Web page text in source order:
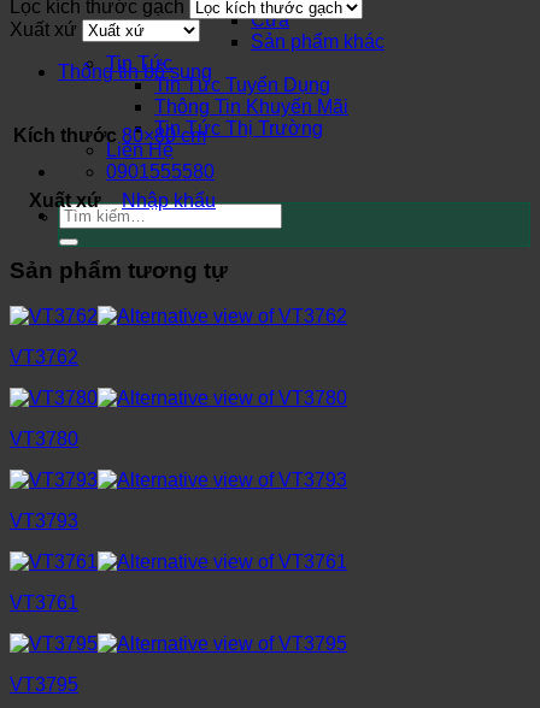
Cửa
Sản phẩm khác
Tin Tức
Tin Tức Tuyển Dụng
Thông Tin Khuyến Mãi
Tin Tức Thị Trường
Liên Hệ
0901555580
Tìm
kiếm:
Lọc kích thước gạch
Xuất xứ
Thông tin bổ sung
Kích thước 80×80 cm
Xuất xứ Nhập khẩu
Sản phẩm tương tự
VT3762
VT3780
VT3793
VT3761
VT3795